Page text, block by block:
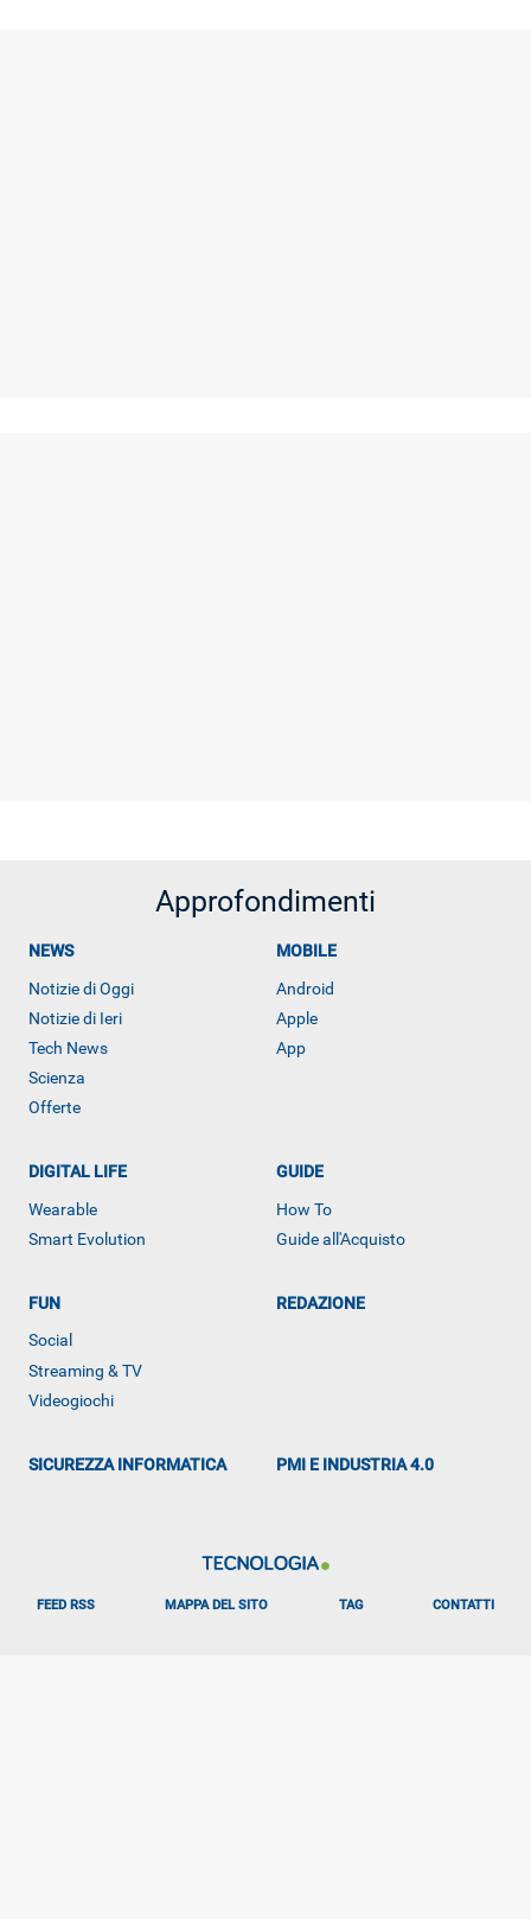
Approfondimenti
NEWS
Notizie di Oggi
Notizie di Ieri
Tech News
Scienza
Offerte
MOBILE
Android
Apple
App
DIGITAL LIFE
Wearable
Smart Evolution
GUIDE
How To
Guide all'Acquisto
FUN
Social
Streaming & TV
Videogiochi
REDAZIONE
SICUREZZA INFORMATICA PMI E INDUSTRIA 4.0
FEED RSS MAPPA DEL SITO TAG CONTATTI